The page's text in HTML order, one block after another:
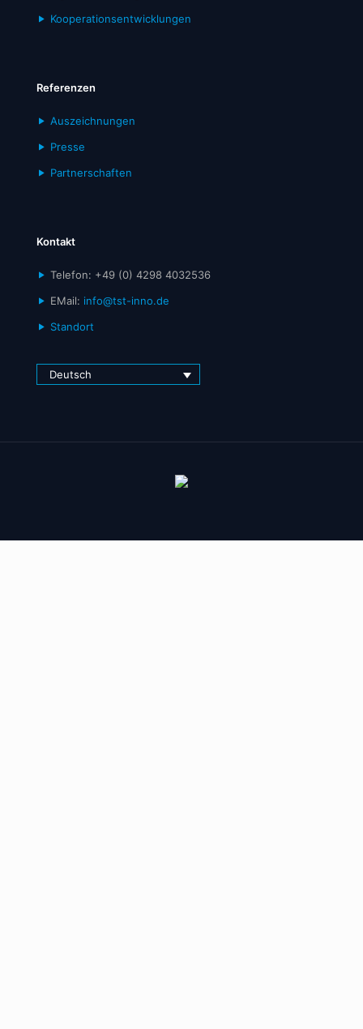
Kooperationsentwicklungen
Referenzen
Auszeichnungen
Presse
Partnerschaften
Kontakt
Telefon: +49 (0) 4298 4032536
EMail: info@tst-inno.de
Standort
Deutsch